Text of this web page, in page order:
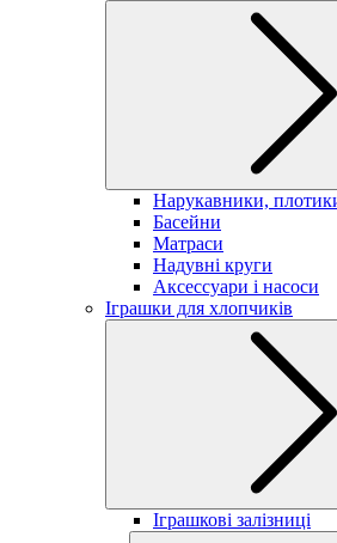
Нарукавники,
Басейни
Матраси
Надувні круги
Аксессуари і насоси
Іграшки для хлопчиків
Іграшкові залізниці